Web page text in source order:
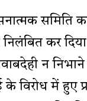
समिति
कर
न
के विरोध में हुए